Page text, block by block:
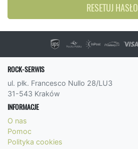
RESETUJ HASŁO
ROCK-SERWIS
ul. płk. Francesco Nullo 28/LU3
31-543 Kraków
INFORMACJE
O nas
Pomoc
Polityka cookies